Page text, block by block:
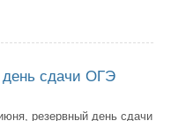
день сдачи ОГЭ
резервный день сдачи